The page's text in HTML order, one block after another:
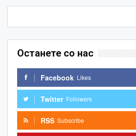
Останете со нас
Facebook Likes
Twitter Followers
RSS Subscribe